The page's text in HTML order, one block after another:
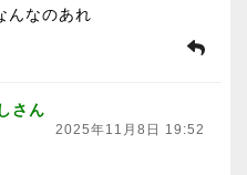
んなのあれ
さん
2025年11月8日 19:52